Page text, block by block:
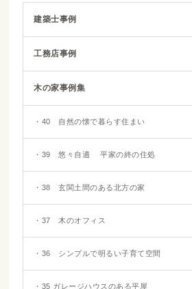
建築士事例
工務店事例
木の家事例集
・40 自然の懐で暮らす住まい
・39 悠々自適 平家の終の住処
・38 玄関土間のある北方の家
・37 木のオフィス
・36 シンプルで明るい子育て空間
・35 ガレージハウスのある平屋